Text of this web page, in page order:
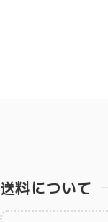
送料について